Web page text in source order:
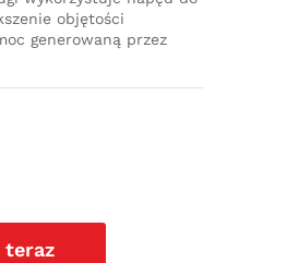
objętości
generowaną przez
teraz